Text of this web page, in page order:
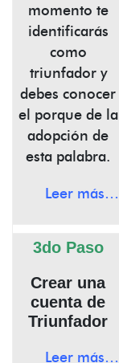
momento te
identificarás
como
triunfador y
debes conocer
el porque de la
adopción de
esta palabra.
Leer más…
3do Paso
Crear una
cuenta de
Triunfador
Leer más…